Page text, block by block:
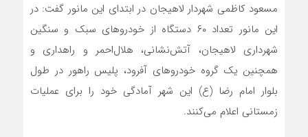
مسعود کاظمی شهردار لاهیجان در ابتدای این مانور گفت: در
این مانور تعداد ۶۰ دستگاه از خودروهای سبک و سنگین
شهرداری لاهیجان، آتش‌نشانی، هلال‌احمر و راهداری و
همچنین یک گروه خودروهای آفرود، پلیس راهور در طول
بلوار امام رضا (ع) این شهر آمادگی خود را برای عملیات
زمستانی اعلام می‌کنند.